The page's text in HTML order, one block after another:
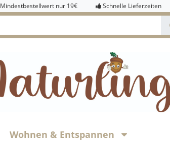
Mindestbestellwert nur 19€ Schnelle Lieferzeiten
Wohnen & Entspannen